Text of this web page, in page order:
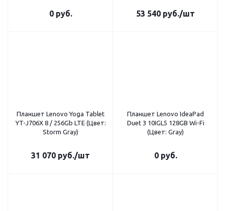
0 руб. 53 540 руб./шт
Планшет Lenovo Yoga Tablet
YT-J706X 8 / 256Gb LTE (Цвет:
Storm Gray)
31 070 руб./шт
Планшет Lenovo IdeaPad
Duet 3 10IGL5 128GB Wi-Fi
(Цвет: Gray)
0 руб.